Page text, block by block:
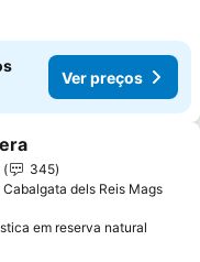
Ver preços
aos favoritos
345
Cabalgata dels Reis Mags
em reserva natural